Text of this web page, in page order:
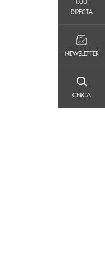
DIRECTA
NEWSLETTER
CERCA